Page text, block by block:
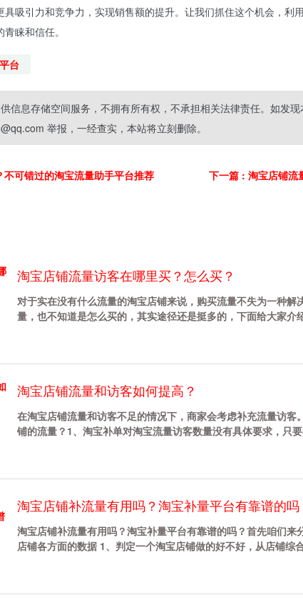
具吸引力和竞争力，实现销售额的提升。让我们抓住这个机会，利
睐和信任。
台
信息存储空间服务，不拥有所有权，不承担相关法律责任。如发
举报，一经查实，本站将立刻删除。
不可错过的淘宝流量助手平台推荐 下一篇 : 淘宝店铺流
淘宝店铺流量访客在哪里买？怎么买？
对于实在没有什么流量的淘宝店铺来说，购买流量不失为一种
量，也不知道是怎么买的，其实途径还是挺多的，下面给大家介
淘宝店铺流量和访客如何提高？
在淘宝店铺流量和访客不足的情况下，商家会考虑补充流量访
铺的流量？1、淘宝补单对淘宝流量访客数量没有具体要求，只
淘宝店铺补流量有用吗？淘宝补量平台有靠谱的吗
淘宝店铺补流量有用吗？淘宝补量平台有靠谱的吗？首先咱们
店铺各方面的数据 1、判定一个淘宝店铺做的好不好，从店铺综